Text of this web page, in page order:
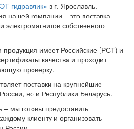
гидравлик» в г. Ярославль.
нашей компании – это поставка
электромагнитов собственного
имеет Российские (РСТ) и
качества и проходит
проверку.
поставки на крупнейшие
но и Республики Беларусь.
мы готовы предоставить
клиенту и организовать